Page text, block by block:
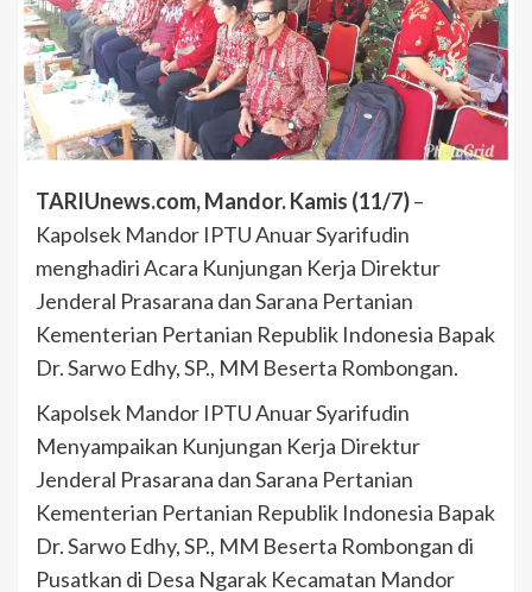
TARIUnews.com, Mandor. Kamis (11/7)–
Kapolsek Mandor IPTU Anuar Syarifudin
menghadiri Acara Kunjungan Kerja Direktur
Jenderal Prasarana dan Sarana Pertanian
Kementerian Pertanian Republik Indonesia Bapak
Dr. Sarwo Edhy, SP., MM Beserta Rombongan.
Kapolsek Mandor IPTU Anuar Syarifudin
Menyampaikan Kunjungan Kerja Direktur
Jenderal Prasarana dan Sarana Pertanian
Kementerian Pertanian Republik Indonesia Bapak
Dr. Sarwo Edhy, SP., MM Beserta Rombongan di
Pusatkan di Desa Ngarak Kecamatan Mandor